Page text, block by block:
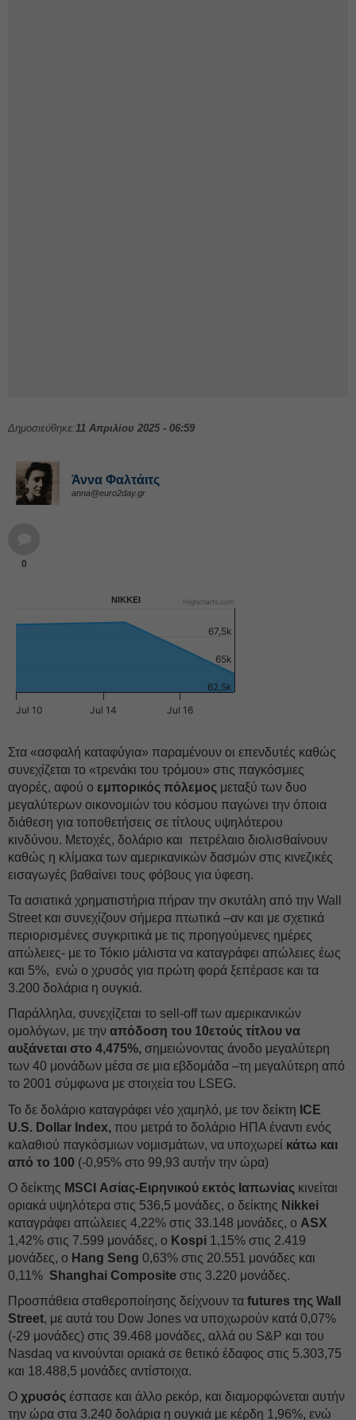
Δημοσιεύθηκε:11 Απριλίου 2025 - 06:59
Άννα Φαλτάιτς
anna@euro2day.gr
0
NIKKEI
Jul 10 Jul 14 Jul 16
62,5k
65k
67,5k
Highcharts.com
Στα «ασφαλή καταφύγια» παραμένουν οι επενδυτές καθώς
συνεχίζεται το «τρενάκι του τρόμου» στις παγκόσμιες
αγορές, αφού ο εμπορικός πόλεμος μεταξύ των δυο
μεγαλύτερων οικονομιών του κόσμου παγώνει την όποια
διάθεση για τοποθετήσεις σε τίτλους υψηλότερου
κινδύνου. Μετοχές, δολάριο και πετρέλαιο διολισθαίνουν
καθώς η κλίμακα των αμερικανικών δασμών στις κινεζικές
εισαγωγές βαθαίνει τους φόβους για ύφεση.
Τα ασιατικά χρηματιστήρια πήραν την σκυτάλη από την Wall
Street και συνεχίζουν σήμερα πτωτικά –αν και με σχετικά
περιορισμένες συγκριτικά με τις προηγούμενες ημέρες
απώλειες- με το Τόκιο μάλιστα να καταγράφει απώλειες έως
και 5%, ενώ ο χρυσός για πρώτη φορά ξεπέρασε και τα
3.200 δολάρια η ουγκιά.
Παράλληλα, συνεχίζεται το sell-off των αμερικανικών
ομολόγων, με την απόδοση του 10ετούς τίτλου να
αυξάνεται στο 4,475%, σημειώνοντας άνοδο μεγαλύτερη
των 40 μονάδων μέσα σε μια εβδομάδα –τη μεγαλύτερη από
το 2001 σύμφωνα με στοιχεία του LSEG.
Το δε δολάριο καταγράφει νέο χαμηλό, με τον δείκτη ICE
U.S. Dollar Index, που μετρά το δολάριο ΗΠΑ έναντι ενός
καλαθιού παγκόσμιων νομισμάτων, να υποχωρεί κάτω και
από το 100 (-0,95% στο 99,93 αυτήν την ώρα)
Ο δείκτης MSCI Ασίας-Ειρηνικού εκτός Ιαπωνίας κινείται
οριακά υψηλότερα στις 536,5 μονάδες, ο δείκτης Nikkei
καταγράφει απώλειες 4,22% στις 33.148 μονάδες, ο ASX
1,42% στις 7.599 μονάδες, ο Kospi 1,15% στις 2.419
μονάδες, ο Hang Seng 0,63% στις 20.551 μονάδες και
0,11% Shanghai Composite στις 3.220 μονάδες.
Προσπάθεια σταθεροποίησης δείχνουν τα futures της Wall
Street, με αυτά του Dow Jones να υποχωρούν κατά 0,07%
(-29 μονάδες) στις 39.468 μονάδες, αλλά ου S&P και του
Nasdaq να κινούνται οριακά σε θετικό έδαφος στις 5.303,75
και 18.488,5 μονάδες αντίστοιχα.
Ο χρυσός έσπασε και άλλο ρεκόρ, και διαμορφώνεται αυτήν
την ώρα στα 3.240 δολάρια η ουγκιά με κέρδη 1,96%, ενώ